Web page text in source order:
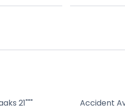
21"""
Accident